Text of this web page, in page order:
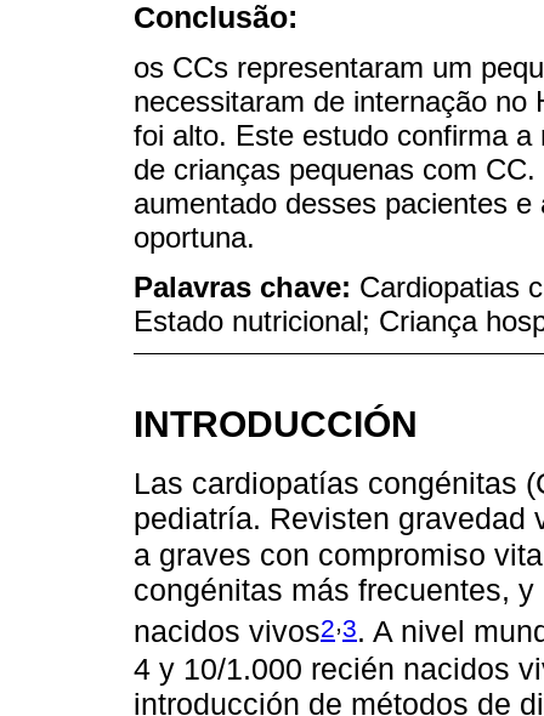
Conclusão:
os CCs representaram um
necessitaram de internação no
foi alto. Este estudo confirma
de crianças pequenas com
aumentado desses pacientes
oportuna.
Palavras chave: Cardiopatias
Estado nutricional; Criança
INTRODUCCIÓN
Las cardiopatías congénitas
pediatría. Revisten gravedad
a graves con compromiso
congénitas más frecuentes,
nacidos vivos2,3. A nivel
4 y 10/1.000 recién nacidos
introducción de métodos de